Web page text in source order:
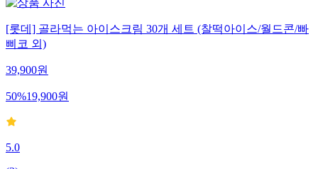
[롯데] 골라먹는 아이스크림 30개 세트 (찰떡아이스/월드콘/빠
삐코 외)
39,900원
50%19,900원
5.0